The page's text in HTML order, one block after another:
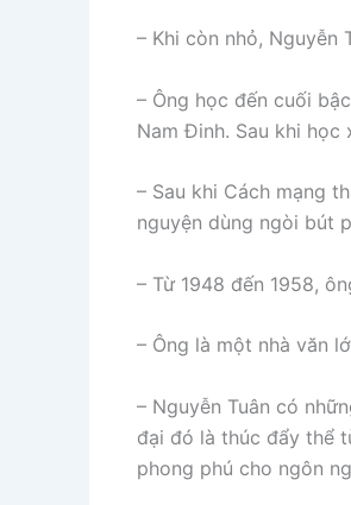
– Khi còn nhỏ, Nguyễn
– Ông học đến cuối
Nam Đinh. Sau khi
– Sau khi Cách mạng
nguyện dùng ngòi bút
– Từ 1948 đến 1958,
– Ông là một nhà văn
– Nguyễn Tuân có
đại đó là thúc đẩy thể
phong phú cho ngôn